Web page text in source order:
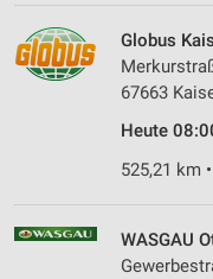
Globus
67663
Heute
525,21 km
WASGAU